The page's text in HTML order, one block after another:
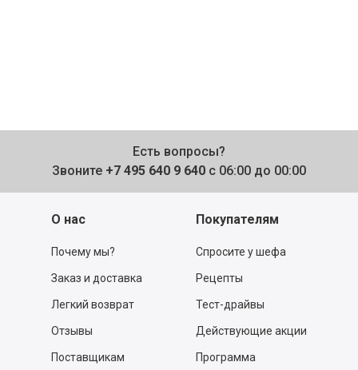
Есть вопросы?
Звоните +7 495 640 9 640 с 06:00 до 00:00
О нас
Почему мы?
Заказ и доставка
Легкий возврат
Отзывы
Поставщикам
Покупателям
Спросите у шефа
Рецепты
Тест-драйвы
Действующие акции
Программа